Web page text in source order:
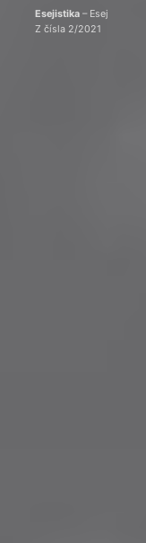
Esejistika– Esej
Z čísla 2/2021